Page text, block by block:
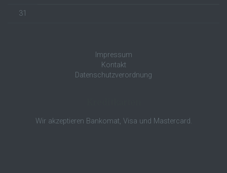
31
Impressum
Kontakt
Datenschutzverordnung
Wir akzeptieren Bankomat, Visa und Mastercard.